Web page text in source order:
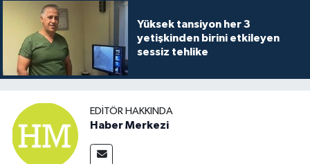
Yüksek tansiyon her 3
yetişkinden birini etkileyen
sessiz tehlike
EDITÖR HAKKINDA
Haber Merkezi